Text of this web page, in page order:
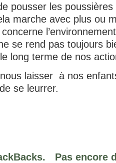
pousser les
marche avec plus ou
se rend pas toujours
long terme de nos
laisser à nos
se leurrer.
Pas encore